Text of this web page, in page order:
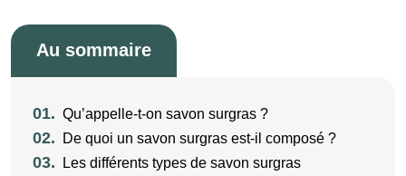
Au sommaire
01. Qu’appelle-t-on savon surgras ?
02. De quoi un savon surgras est-il composé ?
03. Les différents types de savon surgras